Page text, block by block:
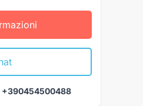
+390454500488